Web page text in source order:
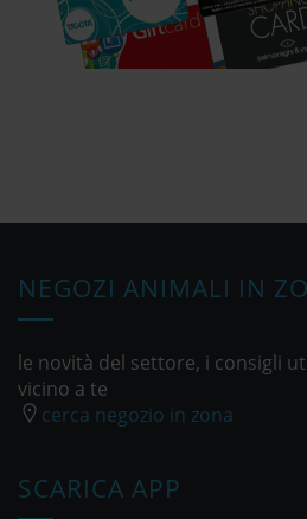
NEGOZI ANIMALI IN
le novità del settore, i consigli
vicino a te
cerca negozio in zona
SCARICA APP